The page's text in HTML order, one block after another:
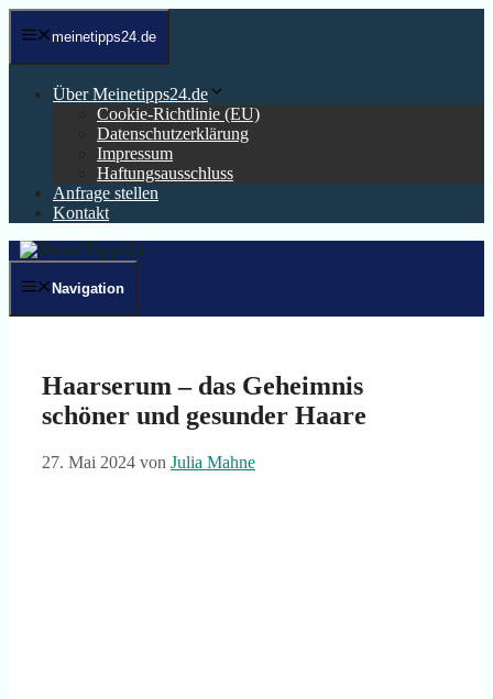
Zum
Inhalt meinetipps24.de
Über Meinetipps24.de
Cookie-Richtlinie (EU)
Datenschutzerklärung
Impressum
Haftungsausschluss
Anfrage stellen
Kontakt
Navigation
Haarserum – das Geheimnis
schöner und gesunder Haare
27. Mai 2024 von Julia Mahne